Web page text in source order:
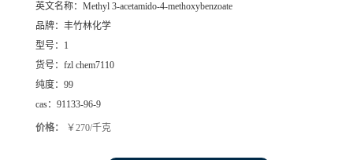
英文名称： Methyl 3-acetamido-4-methoxybenzoate
品牌： 丰竹林化学
型号： 1
货号： fzl chem7110
纯度： 99
cas： 91133-96-9
价格： ￥270/千克